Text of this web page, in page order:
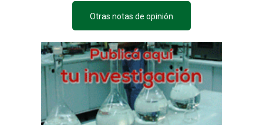
Otras notas de opinión